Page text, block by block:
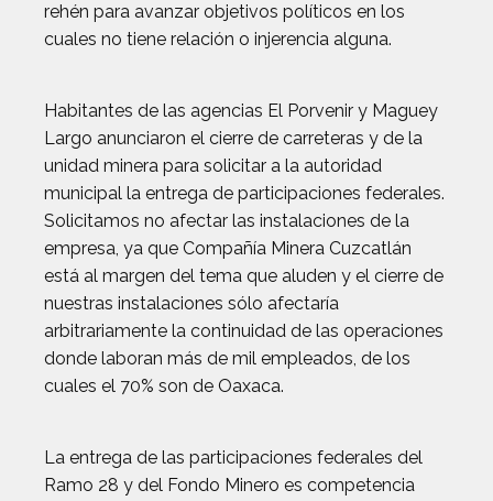
rehén para avanzar objetivos políticos en los
cuales no tiene relación o injerencia alguna.
Habitantes de las agencias El Porvenir y Maguey
Largo anunciaron el cierre de carreteras y de la
unidad minera para solicitar a la autoridad
municipal la entrega de participaciones federales.
Solicitamos no afectar las instalaciones de la
empresa, ya que Compañía Minera Cuzcatlán
está al margen del tema que aluden y el cierre de
nuestras instalaciones sólo afectaría
arbitrariamente la continuidad de las operaciones
donde laboran más de mil empleados, de los
cuales el 70% son de Oaxaca.
La entrega de las participaciones federales del
Ramo 28 y del Fondo Minero es competencia